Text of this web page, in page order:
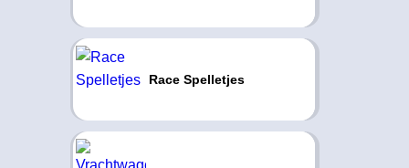
Race Spelletjes